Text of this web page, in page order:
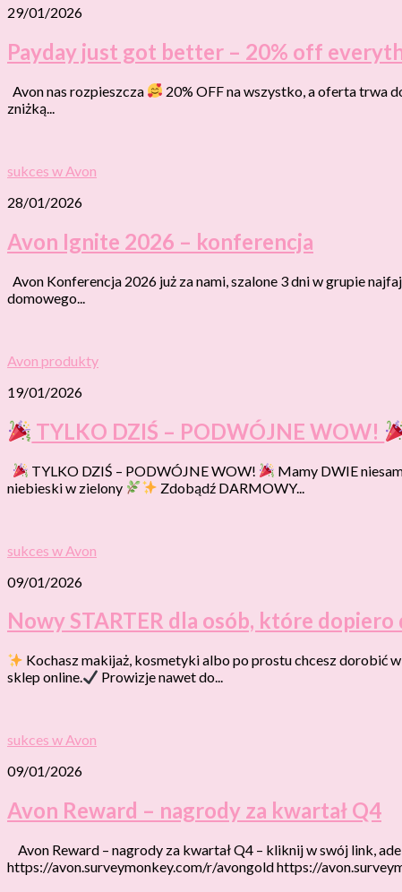
29/01/2026
Payday just got better – 20% off
Avon nas rozpieszcza
20% OFF na wszystko, a oferta trwa
zniżką...
sukces w Avon
28/01/2026
Avon Ignite 2026 – konferencja
Avon Konferencja 2026 już za nami, szalone 3 dni w grupie
domowego...
Avon produkty
19/01/2026
TYLKO DZIŚ – PODWÓJNE WOW!
TYLKO DZIŚ – PODWÓJNE WOW! Mamy DWIE
niebieski w zielony
Zdobądź DARMOWY...
sukces w Avon
09/01/2026
Nowy STARTER dla osób, które dopiero
Kochasz makijaż, kosmetyki albo po prostu chcesz dorobić
sklep online.
Prowizje nawet do...
sukces w Avon
09/01/2026
Avon Reward – nagrody za kwartał Q4
Avon Reward – nagrody za kwartał Q4 – kliknij w swój link,
https://avon.surveymonkey.com/r/avongold https://